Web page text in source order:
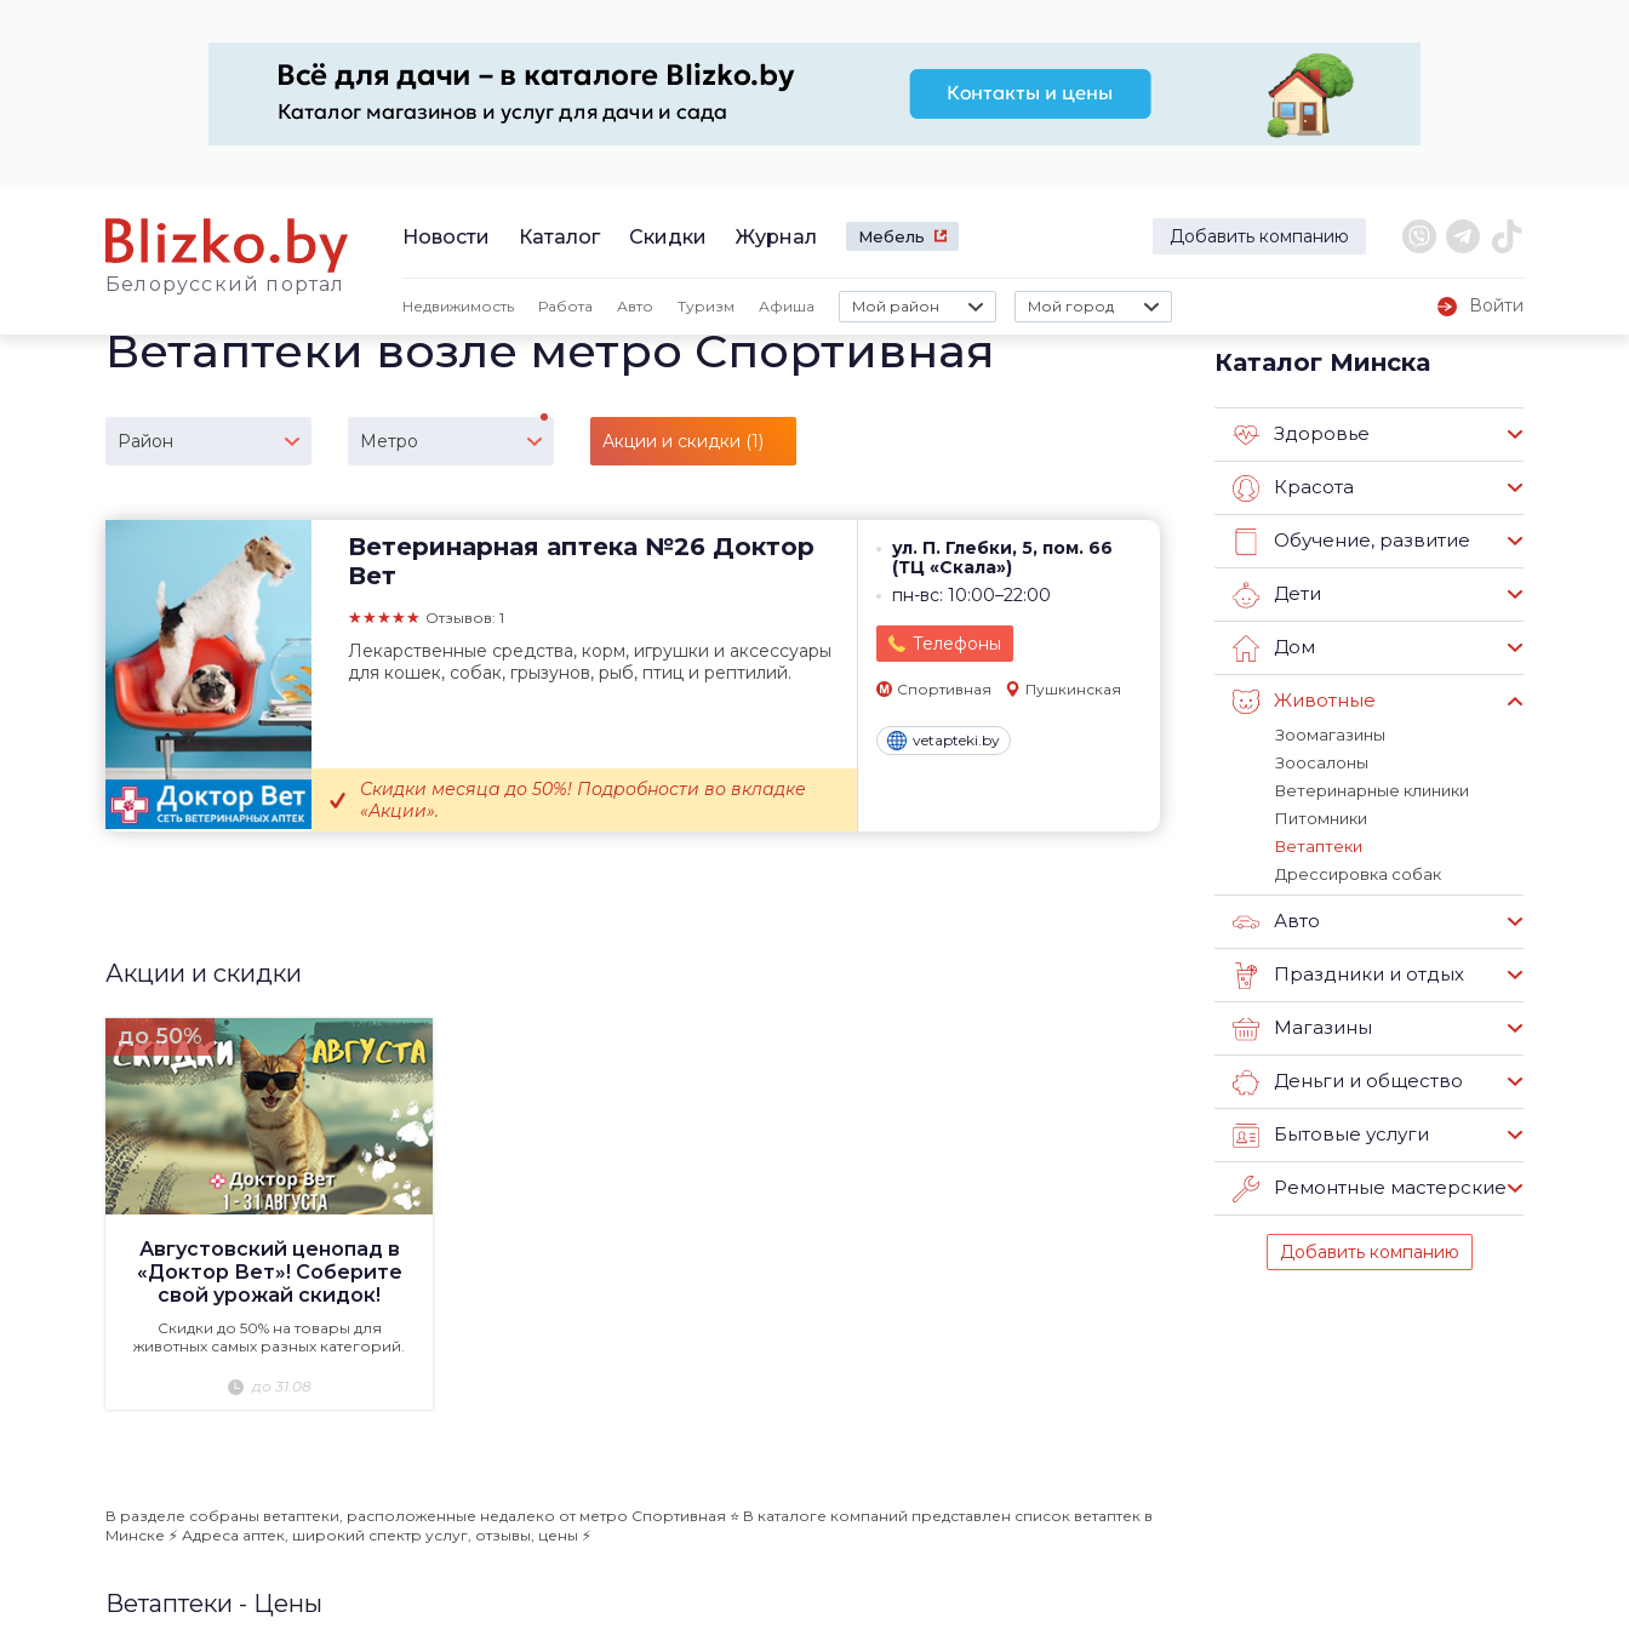
Белорусский портал
Новости Каталог Скидки Журнал Мебель Добавить компанию
Недвижимость Работа Авто Туризм Афиша Мой район Мой город Войти
Ветаптеки возле метро Спортивная
Район Метро Акции и скидки (1)
Ветеринарная аптека №26 Доктор
Вет
★★★★★ Отзывов: 1
ул. П. Глебки, 5, пом. 66
(ТЦ «Скала»)
пн-вс: 10:00–22:00
Телефоны
Спортивная Пушкинская
vetapteki.by
Лекарственные средства, корм, игрушки и аксессуары
для кошек, собак, грызунов, рыб, птиц и рептилий.
Скидки месяца до 50%! Подробности во вкладке
«Акции».
Акции и скидки
до 50%
Августовский ценопад в
«Доктор Вет»! Соберите
свой урожай скидок!
Скидки до 50% на товары для
животных самых разных категорий.
до 31.08
В разделе собраны ветаптеки, расположенные недалеко от метро Спортивная ⭐️ В каталоге компаний представлен список ветаптек в
Минске ⚡️ Адреса аптек, широкий спектр услуг, отзывы, цены ⚡️
Ветаптеки - Цены
Каталог Минска
Здоровье
Красота
Обучение, развитие
Дети
Дом
Животные
Зоомагазины
Зоосалоны
Ветеринарные клиники
Питомники
Ветаптеки
Дрессировка собак
Авто
Праздники и отдых
Магазины
Деньги и общество
Бытовые услуги
Ремонтные мастерские
Добавить компанию